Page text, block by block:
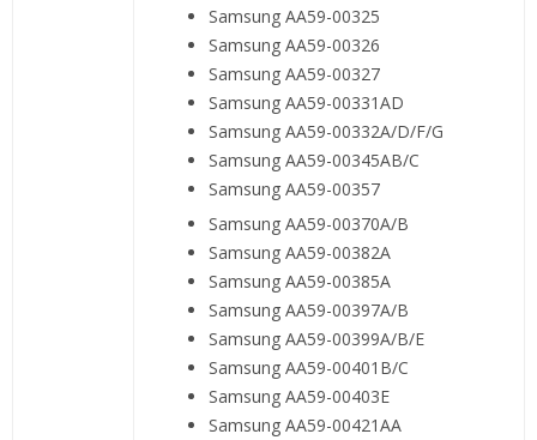
Samsung AA59-00325
Samsung AA59-00326
Samsung AA59-00327
Samsung AA59-00331AD
Samsung AA59-00332A/D/F/G
Samsung AA59-00345AB/C
Samsung AA59-00357
Samsung AA59-00370A/B
Samsung AA59-00382A
Samsung AA59-00385A
Samsung AA59-00397A/B
Samsung AA59-00399A/B/E
Samsung AA59-00401B/C
Samsung AA59-00403E
Samsung AA59-00421AA